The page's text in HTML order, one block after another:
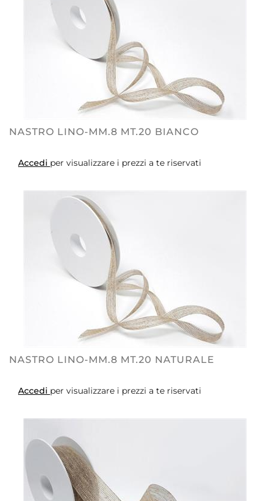
NASTRO LINO-MM.8 MT.20 BIANCO
Accedi per visualizzare i prezzi a te riservati
NASTRO LINO-MM.8 MT.20 NATURALE
Accedi per visualizzare i prezzi a te riservati